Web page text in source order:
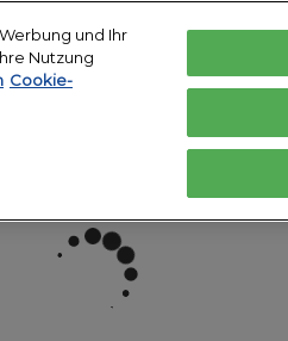
Deutsch
und Ihr
Nutzung
Cookie-